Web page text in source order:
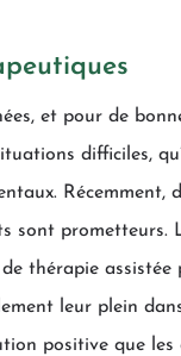
et pour de
difficiles,
sont prometteurs.
thérapie
leur plein
positive que